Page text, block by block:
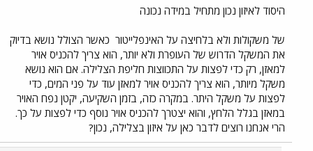
היסוד לאיזון נכון מתחיל במידה נכונה
של משקולות ולא בלחיצה על האינפלייטור כאשר הצולל נושא בדיוק
את המשקל הדרוש של העופרת ולא יותר, הוא צריך להכניס אויר
למאזן, רק כדי לפצות על התכווצות חליפת הצלילה. אם הוא נושא
משקל מיותר, הוא צריך להכניס אויר למאזן עוד על פני המים, כדי
לפצות על משקל היתר. במקרה כזה, בזמן השקיעה, יקטן נפח האויר
במאזן בגלל הלחץ, והוא יצטרך להכניס אויר נוסף כדי לפצות על כך.
הרי אנחנו רוצים לדבר כאן על איזון בצלילה, נכון?